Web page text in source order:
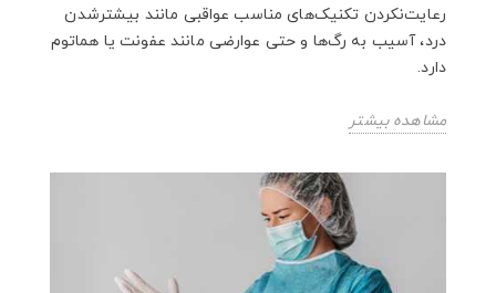
رعایت‌نکردن تکنیک‌های مناسب عواقبی مانند بیشترشدن
درد، آسیب به رگ‌ها و حتی عوارضی مانند عفونت یا هماتوم
دارد.
مشاهده بیشتر